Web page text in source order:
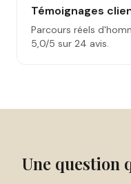
Témoignages
Parcours réels
5,0/5 sur 24 avis.
Une question